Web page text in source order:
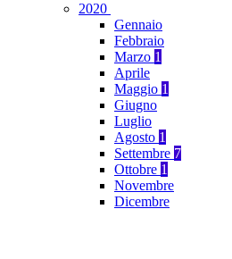
2020
Gennaio
Febbraio
Marzo 1
Aprile
Maggio 1
Giugno
Luglio
Agosto 1
Settembre 7
Ottobre 1
Novembre
Dicembre